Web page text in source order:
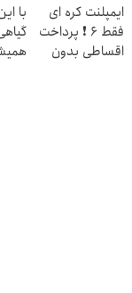
ایمپلنت کره ای
فقط 6 ❗ پرداخت
اقساطی بدون
با